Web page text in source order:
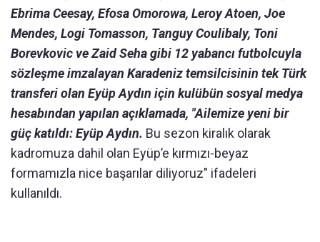
Ebrima Ceesay, Efosa Omorowa, Leroy Atoen, Joe
Mendes, Logi Tomasson, Tanguy Coulibaly, Toni
Borevkovic ve Zaid Seha gibi 12 yabancı futbolcuyla
sözleşme imzalayan Karadeniz temsilcisinin tek Türk
transferi olan Eyüp Aydın için kulübün sosyal medya
hesabından yapılan açıklamada, "Ailemize yeni bir
güç katıldı: Eyüp Aydın. Bu sezon kiralık olarak
kadromuza dahil olan Eyüp’e kırmızı-beyaz
formamızla nice başarılar diliyoruz" ifadeleri
kullanıldı.